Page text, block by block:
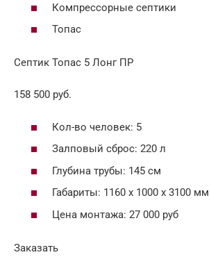
Компрессорные септики
Топас
Септик Топас 5 Лонг ПР
158 500 руб.
Кол-во человек: 5
Залповый сброс: 220 л
Глубина трубы: 145 см
Габариты: 1160 х 1000 х 3100 мм
Цена монтажа: 27 000 руб
Заказать